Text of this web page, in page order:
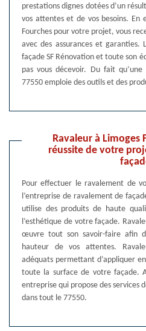
prestations dignes dotées d’un
vos attentes et de vos besoins. En
Fourches pour votre projet, vous
avec des assurances et garanties.
façade SF Rénovation et toute son
pas vous décevoir. Du fait
77550 emploie des outils et des
Ravaleur à Limoges
réussite de votre
Pour effectuer le ravalement de
l’entreprise de ravalement de
utilise des produits de haute
l’esthétique de votre façade.
œuvre tout son savoir-faire afin
hauteur de vos attentes.
adéquats permettant d’appliquer
toute la surface de votre façade.
entreprise qui propose des services
dans tout le 77550.